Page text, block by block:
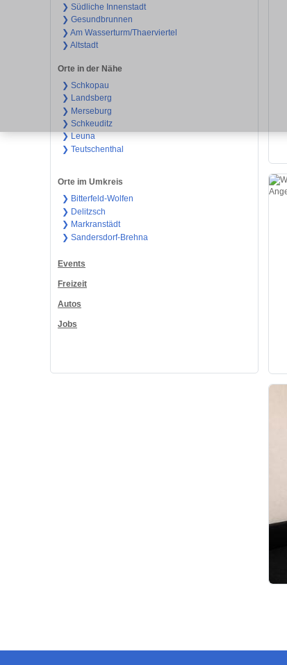
❯ Südliche Innenstadt
❯ Gesundbrunnen
❯ Am Wasserturm/Thaerviertel
❯ Altstadt
Orte in der Nähe
❯ Schkopau
❯ Landsberg
❯ Merseburg
❯ Schkeuditz
❯ Leuna
❯ Teutschenthal
Orte im Umkreis
❯ Bitterfeld-Wolfen
❯ Delitzsch
❯ Markranstädt
❯ Sandersdorf-Brehna
Events
Freizeit
Autos
Jobs